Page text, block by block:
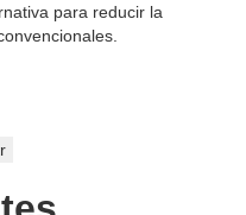
para reducir la